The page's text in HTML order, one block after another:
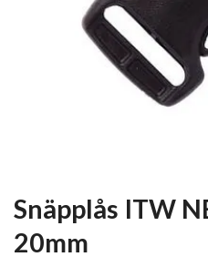
Snäpplås ITW
20mm